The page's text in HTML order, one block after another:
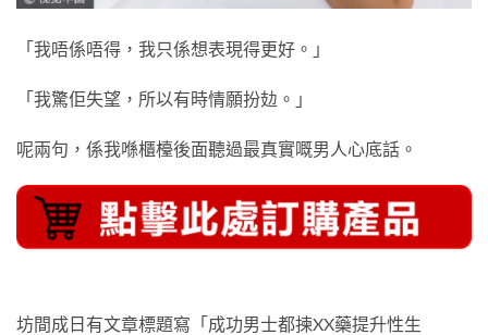
「我唔係唔得，我只係想表現得更好。」
「我驚佢失望，所以有時情願扮攰。」
呢兩句，係我喺櫃檯後面聽過最真實嘅男人心底話。
坊間成日有文章標題寫「成功男士都揀XX藥提升性生